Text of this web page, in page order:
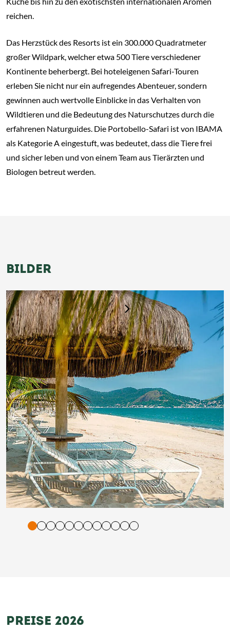
reichen.
Das Herzstück des Resorts ist ein 300.000 Quadratmeter
großer Wildpark, welcher etwa 500 Tiere verschiedener
Kontinente beherbergt. Bei hoteleigenen Safari-Touren
erleben Sie nicht nur ein aufregendes Abenteuer, sondern
gewinnen auch wertvolle Einblicke in das Verhalten von
Wildtieren und die Bedeutung des Naturschutzes durch die
erfahrenen Naturguides. Die Portobello-Safari ist von IBAMA
als Kategorie A eingestuft, was bedeutet, dass die Tiere frei
und sicher leben und von einem Team aus Tierärzten und
Biologen betreut werden.
BILDER
und Vorlesen der Inhalte mit Leertaste oder Tabulator-
PREISE 2026